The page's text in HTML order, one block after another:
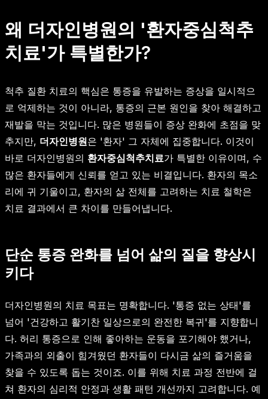
왜 더자인병원의 '환자중심척추
치료'가 특별한가?
척추 질환 치료의 핵심은 통증을 유발하는 증상을 일시적으
로 억제하는 것이 아니라, 통증의 근본 원인을 찾아 해결하고
재발을 막는 것입니다. 많은 병원들이 증상 완화에 초점을 맞
추지만, 더자인병원은 '환자' 그 자체에 집중합니다. 이것이
바로 더자인병원의 환자중심척추치료가 특별한 이유이며, 수
많은 환자들에게 신뢰를 얻고 있는 비결입니다. 환자의 목소
리에 귀 기울이고, 환자의 삶 전체를 고려하는 치료 철학은
치료 결과에서 큰 차이를 만들어냅니다.
단순 통증 완화를 넘어 삶의 질을 향상시
키다
더자인병원의 치료 목표는 명확합니다. '통증 없는 상태'를
넘어 '건강하고 활기찬 일상으로의 완전한 복귀'를 지향합니
다. 허리 통증으로 인해 좋아하는 운동을 포기해야 했거나,
가족과의 외출이 힘겨웠던 환자들이 다시금 삶의 즐거움을
찾을 수 있도록 돕는 것이죠. 이를 위해 치료 과정 전반에 걸
쳐 환자의 심리적 안정과 생활 패턴 개선까지 고려합니다. 예